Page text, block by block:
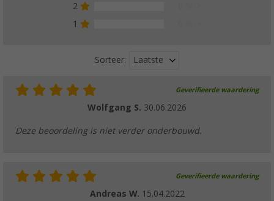
2
1
Sorteer: Laatste
Geverifieerde waardering
Wolfgang S. 30.06.2026
Deze beoordeling is niet verder onderbouwd.
Geverifieerde waardering
Andreas W. 15.04.2022